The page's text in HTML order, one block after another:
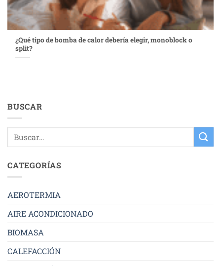
¿Qué tipo de bomba de calor debería elegir, monoblock o
split?
BUSCAR
CATEGORÍAS
AEROTERMIA
AIRE ACONDICIONADO
BIOMASA
CALEFACCIÓN